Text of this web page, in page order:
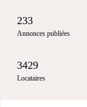
233
Annonces publiées
3429
Locataires